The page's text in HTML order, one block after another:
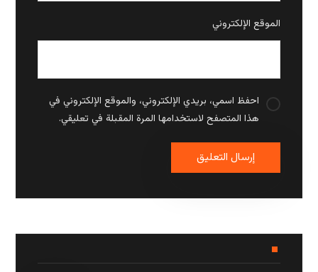
الموقع الإلكتروني
احفظ اسمي، بريدي الإلكتروني، والموقع الإلكتروني في
هذا المتصفح لاستخدامها المرة المقبلة في تعليقي.